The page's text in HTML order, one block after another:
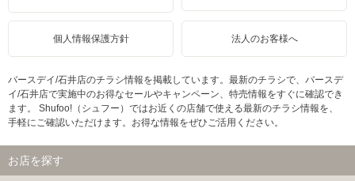
個人情報保護方針 法人のお客様へ
バースデイ/石井店のチラシ情報を掲載しています。最新のチラシで、バースデ
イ/石井店で実施中のお得なセールやキャンペーン、特売情報をすぐに確認でき
ます。 Shufoo!（シュフー）ではお近くの店舗で使える最新のチラシ情報を、
手軽にご確認いただけます。お得な情報をぜひご活用ください。
お店を探す